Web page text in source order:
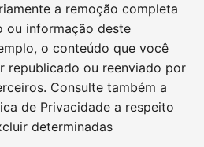
a remoção completa
ou informação deste
o conteúdo que você
republicado ou reenviado por
Consulte também a
de Privacidade a respeito
determinadas